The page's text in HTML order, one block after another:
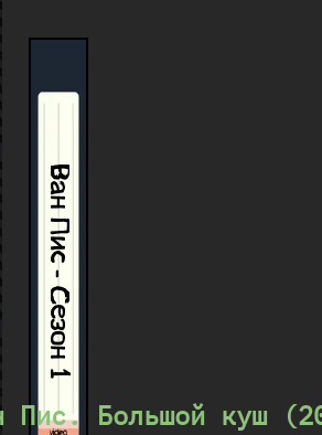
Ван Пис - Сезон 1
Пис. Большой куш